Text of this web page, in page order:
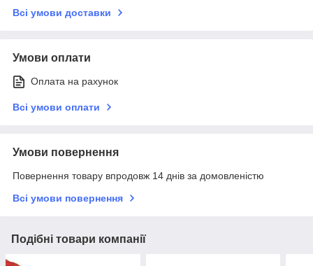
Всі умови доставки
Умови оплати
Оплата на рахунок
Всі умови оплати
Умови повернення
Повернення товару впродовж 14 днів за домовленістю
Всі умови повернення
Подібні товари компанії